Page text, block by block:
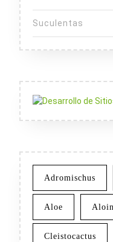
Suculentas
Adromischus
Aloe
Cleistocactus